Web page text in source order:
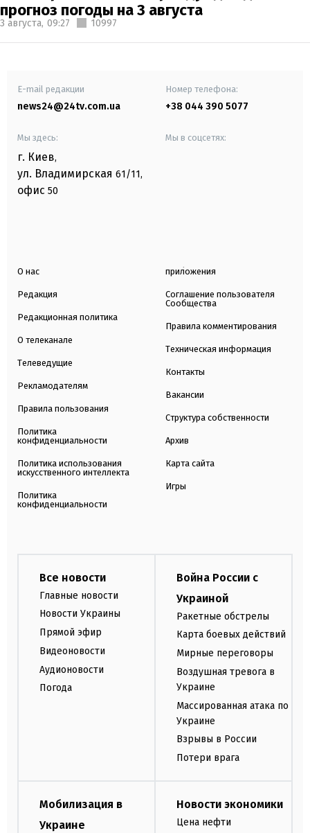
прогноз погоды на 3 августа
3 августа, 09:27 10997
E-mail редакции
news24@24tv.com.ua
Номер телефона:
+38 044 390 5077
Мы здесь:
г. Киев,
ул. Владимирская 61/11,
офис 50
Мы в соцсетях:
О нас
Редакция
Редакционная политика
О телеканале
Телеведущие
Рекламодателям
Правила пользования
Политика
конфиденциальности
Политика использования
искусственного интеллекта
Политика
конфиденциальности
приложения
Соглашение пользователя
Сообщества
Правила комментирования
Техническая информация
Контакты
Вакансии
Структура собственности
Архив
Карта сайта
Игры
Все новости
Главные новости
Новости Украины
Прямой эфир
Видеоновости
Аудионовости
Погода
Война России с
Украиной
Ракетные обстрелы
Карта боевых действий
Мирные переговоры
Воздушная тревога в
Украине
Массированная атака по
Украине
Взрывы в России
Потери врага
Мобилизация в
Украине
Новости экономики
Цена нефти